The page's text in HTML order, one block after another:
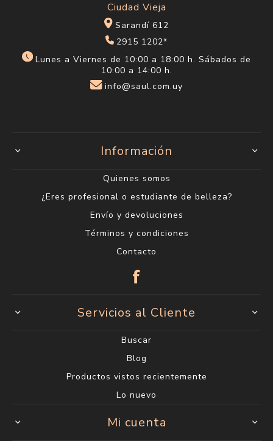
Ciudad Vieja
Sarandí 612
2915 1202*
Lunes a Viernes de 10:00 a 18:00 h. Sábados de
10:00 a 14:00 h.
info@saul.com.uy
Información
Quienes somos
¿Eres profesional o estudiante de belleza?
Envío y devoluciones
Términos y condiciones
Contacto
Servicios al Cliente
Buscar
Blog
Productos vistos recientemente
Lo nuevo
Mi cuenta